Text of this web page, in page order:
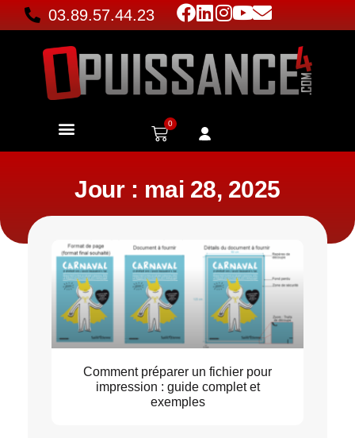
03.89.57.44.23
0
Jour : mai 28, 2025
Comment préparer un fichier pour
impression : guide complet et
exemples